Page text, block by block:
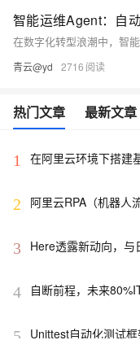
智能运维Agent：自
青云@yd 2716
热门文章 最新文章
1
在阿里云环境下搭建
2
阿里云RPA（机器人
3
Here透露新动向，
4 自断前程，未来
5
Unittest自动化测试